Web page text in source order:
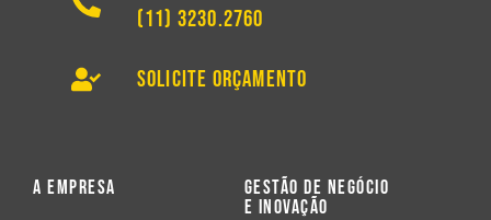
(11) 3230.2760
Solicite Orçamento
A Empresa
Gestão de Negócio
e Inovação